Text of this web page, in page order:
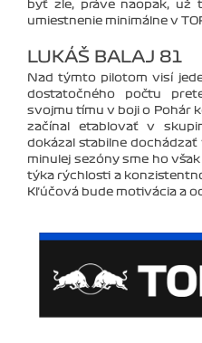
byť zle, práve naopak, už
umiestnenie minimálne v
LUKÁŠ BALAJ 81
Nad týmto pilotom visí
dostatočného počtu
svojmu tímu v boji o Pohár
začínal etablovať v
dokázal stabilne dochádzať
minulej sezóny sme ho
týka rýchlosti a
Kľúčová bude motivácia a